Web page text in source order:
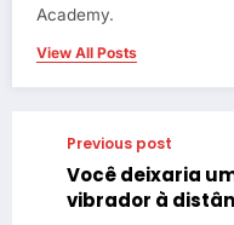
Academy.
View All Posts
Previous post
Você deixaria
vibrador à